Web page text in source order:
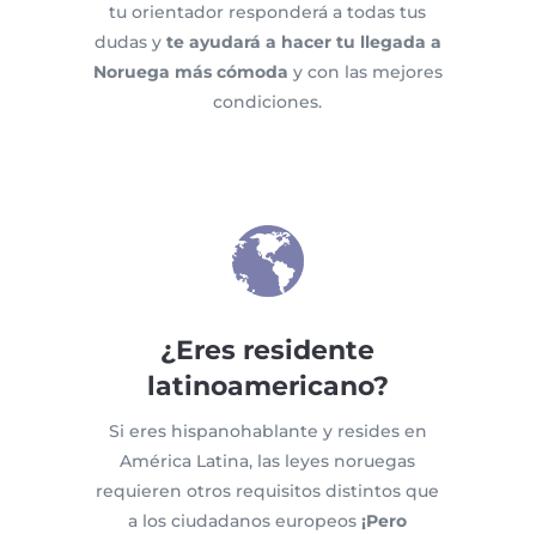
tu orientador responderá a todas tus
dudas y te ayudará a hacer tu llegada a
Noruega más cómoda y con las mejores
condiciones.
¿Eres residente
latinoamericano?
Si eres hispanohablante y resides en
América Latina, las leyes noruegas
requieren otros requisitos distintos que
a los ciudadanos europeos ¡Pero